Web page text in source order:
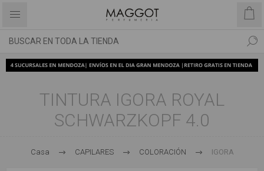
TINTURA IGORA ROYAL
SCHWARZKOPF 4.0
Casa CAPILARES COLORACIÓN IGORA